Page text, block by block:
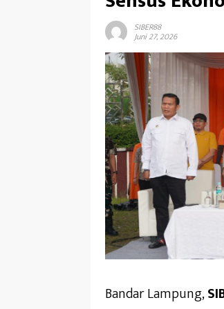
SIBER88
Juni 27, 2026
Bandar Lampung,